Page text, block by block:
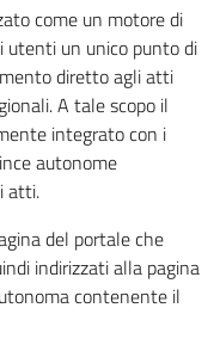
come un motore di
utenti un unico punto di
diretto agli atti
A tale scopo il
integrato con i
autonome
atti.
del portale che
indirizzati alla pagina
contenente il